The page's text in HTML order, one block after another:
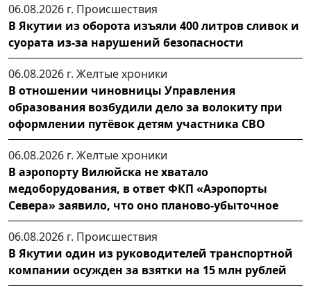
06.08.2026 г. Происшествия
В Якутии из оборота изъяли 400 литров сливок и
суората из-за нарушений безопасности
06.08.2026 г. Желтые хроники
В отношении чиновницы Управления
образования возбудили дело за волокиту при
оформлении путёвок детям участника СВО
06.08.2026 г. Желтые хроники
В аэропорту Вилюйска не хватало
медоборудования, в ответ ФКП «Аэропорты
Севера» заявило, что оно планово-убыточное
06.08.2026 г. Происшествия
В Якутии один из руководителей транспортной
компании осужден за взятки на 15 млн рублей